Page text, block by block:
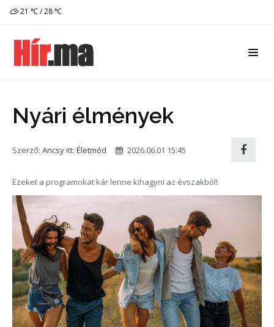
21 ℃ / 28 ℃
Nyári élmények
Szerző: Ancsy itt: Életmód 2026.06.01 15:45
Ezeket a programokat kár lenne kihagyni az évszakból!